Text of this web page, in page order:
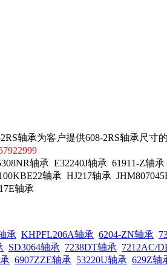
轴承为客户提供608-2RS轴承尺寸
轴承 E32240J轴承 61911-Z轴承
轴承 HJ217轴承
轴承
承 KHPFL206A轴承 6204-ZN轴承
SD3064轴承 7238DT轴承 7212AC/
6907ZZE轴承 53220U轴承 629Z轴